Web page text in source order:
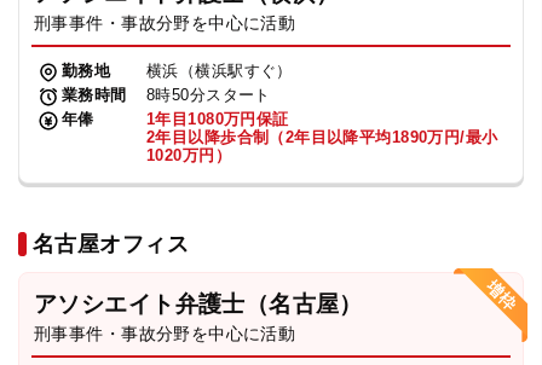
刑事事件・事故分野を中心に活動
勤務地
横浜（横浜駅すぐ）
業務時間
8時50分スタート
年俸
1年目1080万円保証
2年目以降歩合制（2年目以降平均1890万円/最小
1020万円）
名古屋オフィス
アソシエイト弁護士（名古屋）
刑事事件・事故分野を中心に活動